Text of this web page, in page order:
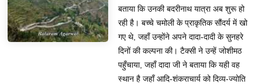
बताया कि उनकी बदरीनाथ यात्रा अब शुरू हो
रही है। बच्चे चमोली के प्राकृतिक सौंदर्य में खो
गए थे, जहाँ उन्होंने अपने दादा-दादी के सुनहरे
दिनों की कल्पना की। टैक्सी ने उन्हें जोशीमठ
पहुँचाया, जहाँ दादा जी ने बताया कि यही वह
स्थान है जहाँ आदि-शंकराचार्य को दिव्य-ज्योति